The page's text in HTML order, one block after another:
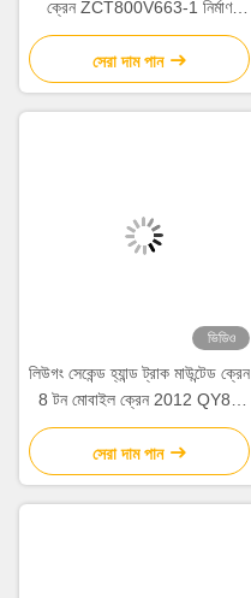
ক্রেন ZCT800V663-1 নির্মাণ
সাইটের জন্য
সেরা দাম পান
ভিডিও
লিউগং সেকেন্ড হ্যান্ড ট্রাক মাউন্টেড ক্রেন
8 টন মোবাইল ক্রেন 2012 QY8A
ব্যবহৃত
সেরা দাম পান